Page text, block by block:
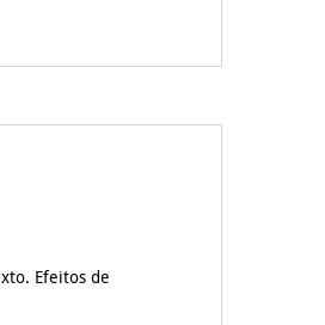
Efeitos de